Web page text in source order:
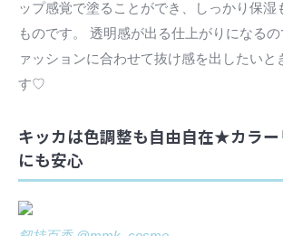
ップ感覚で塗ることができ、しっかり保湿
ものです。 透明感が出る仕上がりになる
ァッションに合わせて抜け感を出したいと
す♡
キッカは色調整も自由自在★カラ
にも安心